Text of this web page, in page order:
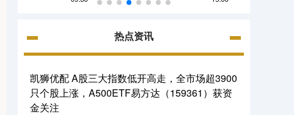
热点资讯
凯狮优配 A股三大指数低开高走，全市场超3900
只个股上涨，A500ETF易方达（159361）获资
金关注